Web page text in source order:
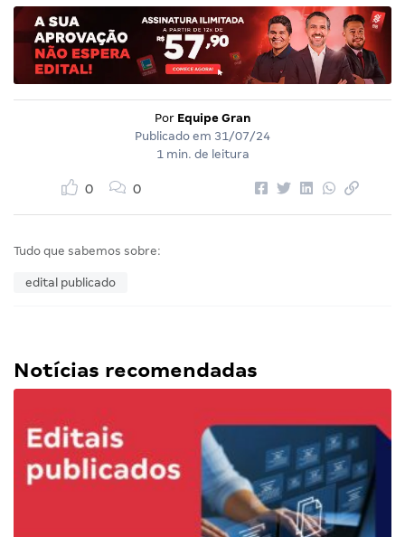
Por Equipe Gran
Publicado em 31/07/24
1 min. de leitura
0 0
Tudo que sabemos sobre:
edital publicado
Notícias recomendadas